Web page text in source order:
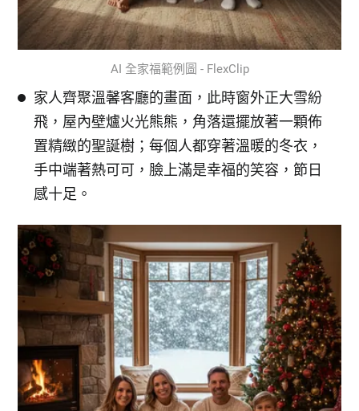
AI 全家福範例圖 - FlexClip
家人齊聚溫馨客廳的畫面，此時窗外正大雪紛
飛，屋內壁爐火光熊熊，角落還擺放著一顆佈
置精緻的聖誕樹；每個人都穿著溫暖的冬衣，
手中端著熱可可，臉上滿是幸福的笑容，節日
感十足。